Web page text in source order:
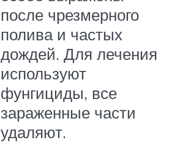
после чрезмерного
полива и частых
дождей. Для лечения
используют
фунгициды, все
зараженные части
удаляют.